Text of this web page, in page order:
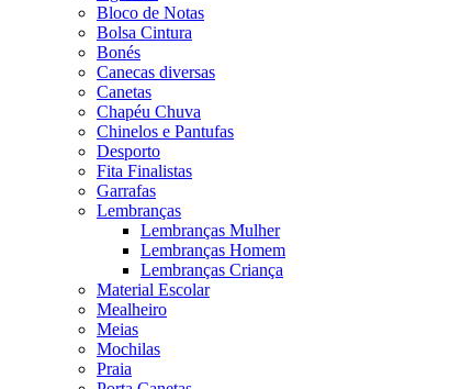
Bloco de Notas
Bolsa Cintura
Bonés
Canecas diversas
Canetas
Chapéu Chuva
Chinelos e Pantufas
Desporto
Fita Finalistas
Garrafas
Lembranças
Lembranças Mulher
Lembranças Homem
Lembranças Criança
Material Escolar
Mealheiro
Meias
Mochilas
Praia